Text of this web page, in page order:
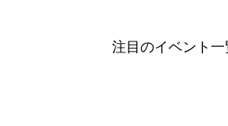
注目のイベント一